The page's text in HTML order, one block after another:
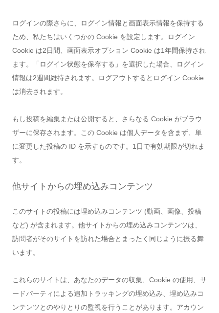
ログインの際さらに、ログイン情報と画面表示情報を保持する
ため、私たちはいくつかの Cookie を設定します。ログイン
Cookie は2日間、画面表示オプション Cookie は1年間保持され
ます。「ログイン状態を保存する」を選択した場合、ログイン
情報は2週間維持されます。ログアウトするとログイン Cookie
は消去されます。
もし投稿を編集または公開すると、さらなる Cookie がブラウ
ザーに保存されます。この Cookie は個人データを含まず、単
に変更した投稿の ID を示すものです。1日で有効期限が切れま
す。
他サイトからの埋め込みコンテンツ
このサイトの投稿には埋め込みコンテンツ (動画、画像、投稿
など) が含まれます。他サイトからの埋め込みコンテンツは、
訪問者がそのサイトを訪れた場合とまったく同じように振る舞
います。
これらのサイトは、あなたのデータの収集、Cookie の使用、サ
ードパーティによる追加トラッキングの埋め込み、埋め込みコ
ンテンツとのやりとりの監視を行うことがあります。アカウン